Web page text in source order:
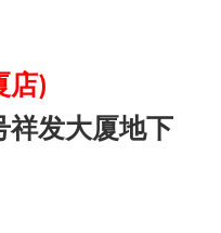
店)
祥发大厦地下